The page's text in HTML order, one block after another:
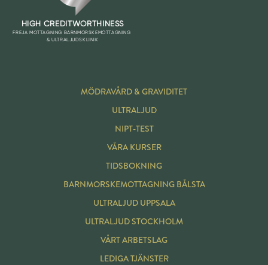
MÖDRAVÅRD & GRAVIDITET
ULTRALJUD
NIPT-TEST
VÅRA KURSER
TIDSBOKNING
BARNMORSKEMOTTAGNING BÅLSTA
ULTRALJUD UPPSALA
ULTRALJUD STOCKHOLM
VÅRT ARBETSLAG
LEDIGA TJÄNSTER